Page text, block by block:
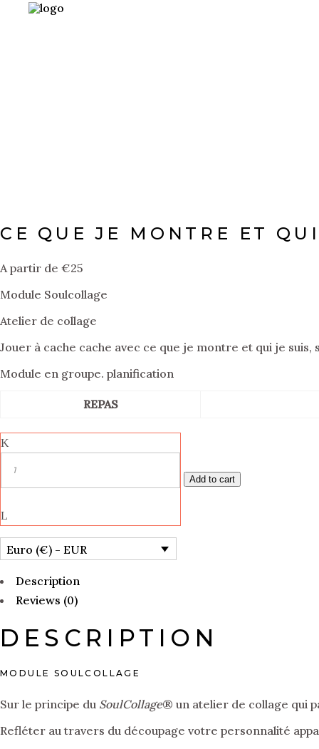
CE QUE JE MONTRE ET
A partir de €25
Module Soulcollage
Atelier de collage
Jouer à cache cache avec ce que je montre et qui je suis,
Module en groupe. planification
REPAS
Add to cart
Euro (€) - EUR
Description
Reviews (0)
DESCRIPTION
MODULE SOULCOLLAGE
Sur le principe du SoulCollage® un atelier de collage qui
Refléter au travers du découpage votre personnalité